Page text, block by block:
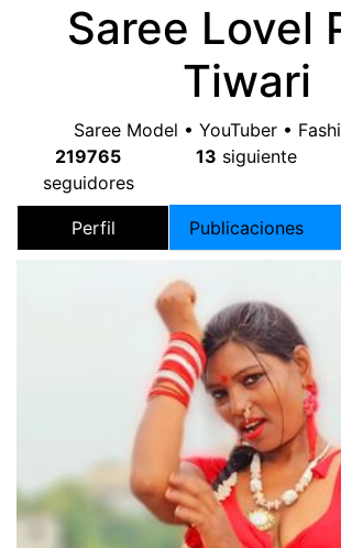
Saree Lovel
Tiwari
Saree Model • YouTuber •
219765
seguidores
13 siguiente
Perfil Publicaciones